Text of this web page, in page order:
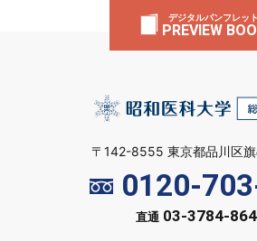
デジタルパンフレット
PREVIEW
〒142-8555 東京都品川区
0120-
直通 03-3784-